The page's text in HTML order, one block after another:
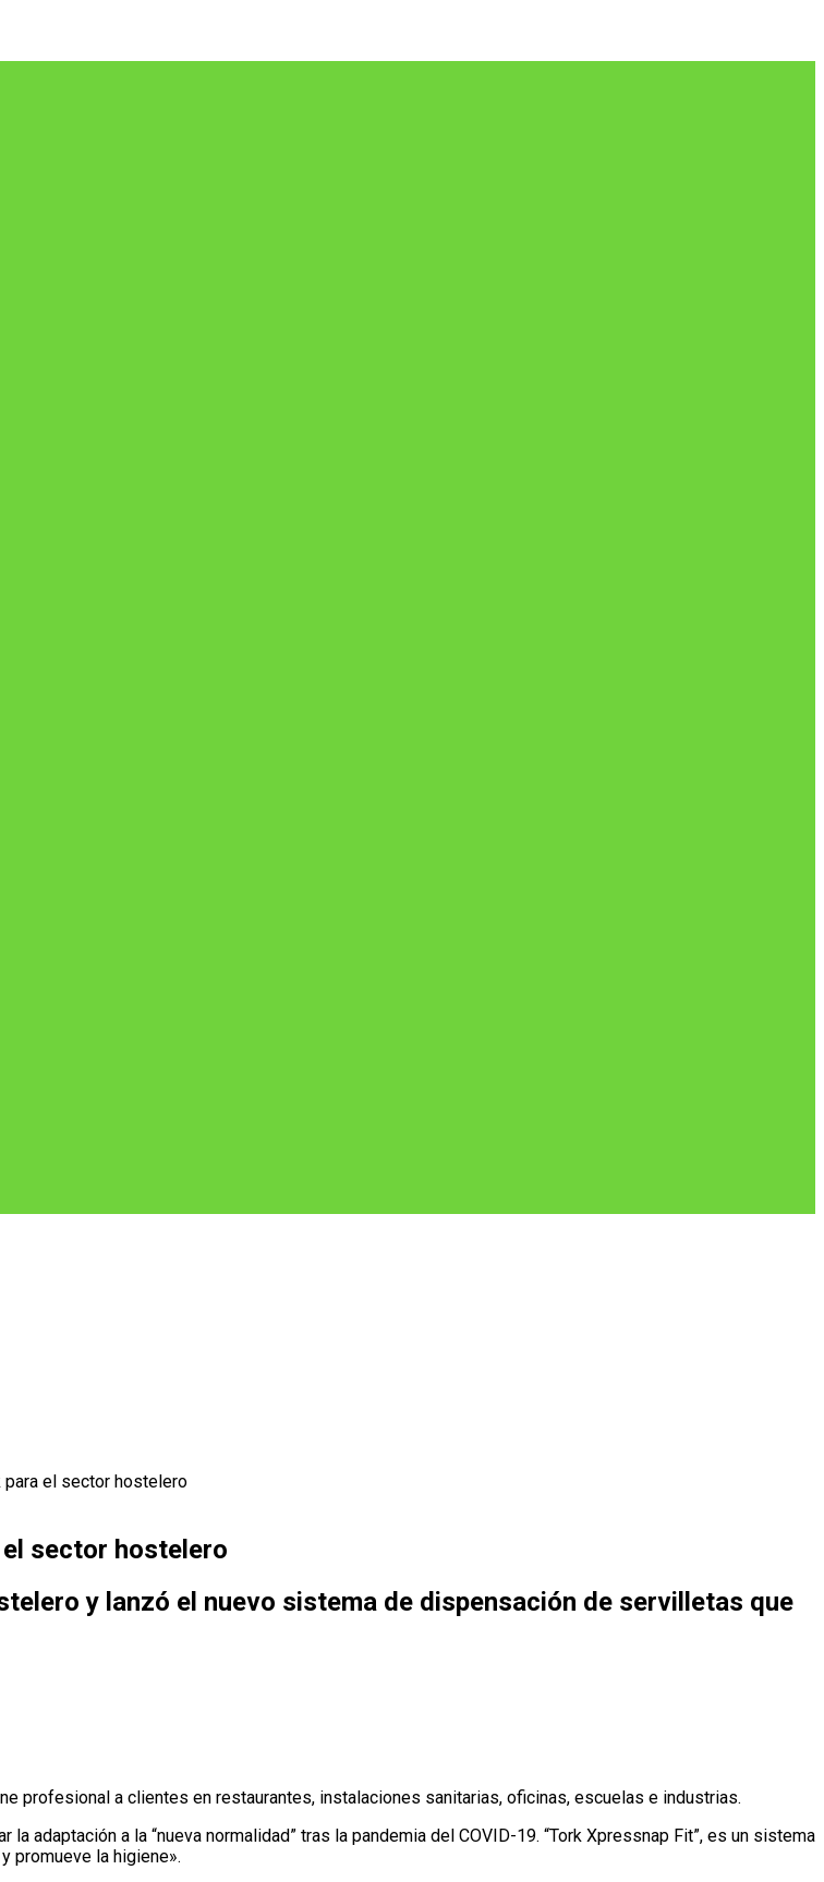
para el sector hostelero
sector hostelero
y lanzó el nuevo sistema de dispensación de servilletas que
profesional a clientes en restaurantes, instalaciones sanitarias, oficinas, escuelas e industrias.
adaptación a la “nueva normalidad” tras la pandemia del COVID-19. “Tork Xpressnap Fit”, es un sistema
promueve la higiene».